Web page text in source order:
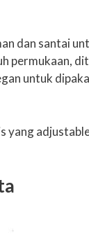
dan santai
permukaan,
untuk
yang